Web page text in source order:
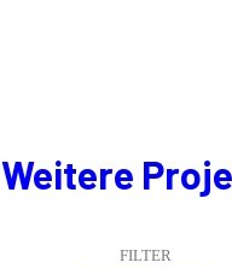
Weitere
FILTER